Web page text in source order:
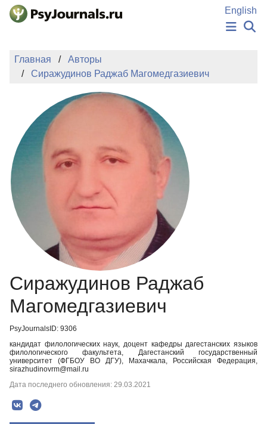
Перейти к основному содержанию
English
ИЗДАНИЯ
ПОДАТЬ РУКОПИСЬ
БАЗА ЗНАНИЙ
КЛЮЧЕВЫЕ СЛОВА
Регистрация
Главная
Авторы
Сиражудинов Раджаб Магомедгазиевич
Сиражудинов Раджаб
Магомедгазиевич
PsyJournalsID: 9306
кандидат филологических наук, доцент кафедры дагестанских языков
филологического факультета, Дагестанский государственный
университет (ФГБОУ ВО ДГУ), Махачкала, Российская Федерация,
sirazhudinovrm@mail.ru
Дата последнего обновления: 29.03.2021